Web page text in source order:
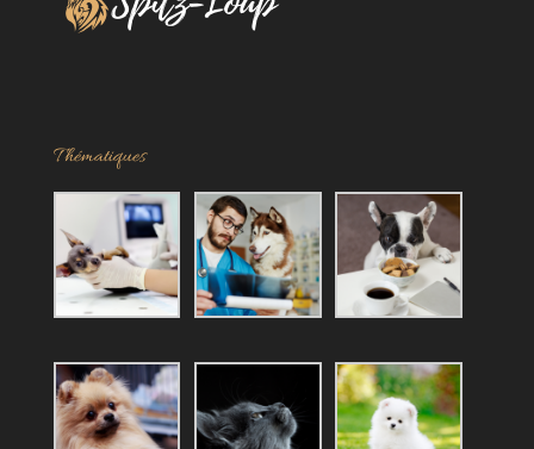
Thématiques